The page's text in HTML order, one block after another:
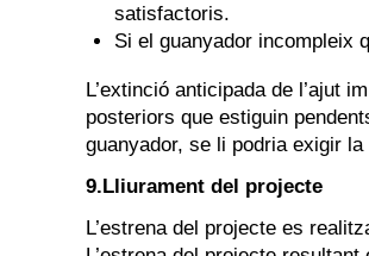
satisfactoris.
Si el guanyador incompleix
L’extinció anticipada de l’ajut
posteriors que estiguin
guanyador, se li podria exigir
9.Lliurament del projecte
L’estrena del projecte es